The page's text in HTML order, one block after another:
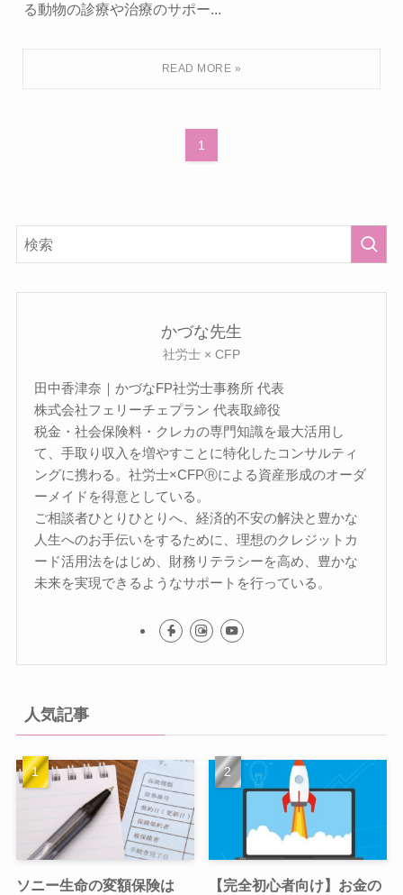
る動物の診療や治療のサポー...
1
かづな先生
社労士 × CFP
田中香津奈｜かづなFP社労士事務所 代表
株式会社フェリーチェプラン 代表取締役
税金・社会保険料・クレカの専門知識を最大活用し
て、手取り収入を増やすことに特化したコンサルティ
ングに携わる。社労士×CFPⓇによる資産形成のオーダ
ーメイドを得意としている。
ご相談者ひとりひとりへ、経済的不安の解決と豊かな
人生へのお手伝いをするために、理想のクレジットカ
ード活用法をはじめ、財務リテラシーを高め、豊かな
未来を実現できるようなサポートを行っている。
人気記事
ソニー生命の変額保険は
【完全初心者向け】お金の